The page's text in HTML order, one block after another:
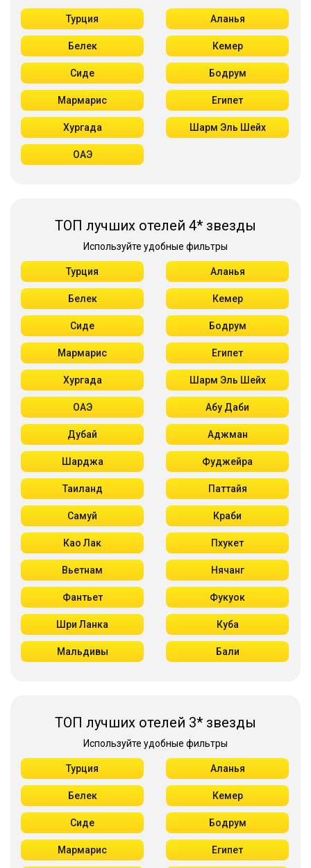
Турция Аланья
Белек Кемер
Сиде Бодрум
Мармарис Египет
Хургада Шарм Эль Шейх
ОАЭ
ТОП лучших отелей 4* звезды
Используйте удобные фильтры
Турция Аланья
Белек Кемер
Сиде Бодрум
Мармарис Египет
Хургада Шарм Эль Шейх
ОАЭ Абу Даби
Дубай Аджман
Шарджа Фуджейра
Таиланд Паттайя
Самуй Краби
Као Лак Пхукет
Вьетнам Нячанг
Фантьет Фукуок
Шри Ланка Куба
Мальдивы Бали
ТОП лучших отелей 3* звезды
Используйте удобные фильтры
Турция Аланья
Белек Кемер
Сиде Бодрум
Мармарис Египет